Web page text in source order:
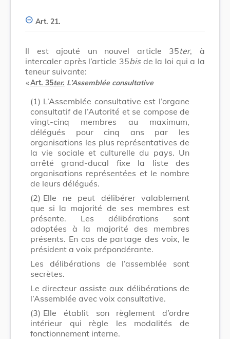
Art. 21.
Il est ajouté un nouvel article 35ter, à
intercaler après l’article 35bisde la loi qui a la
teneur suivante:
​ «Art. 35ter. L’Assemblée consultative
(1) L’Assemblée consultative est l’organe
consultatif de l’Autorité et se compose de
vingt-cinq membres au maximum,
délégués pour cinq ans par les
organisations les plus représentatives de
la vie sociale et culturelle du pays. Un
arrêté grand-ducal fixe la liste des
organisations représentées et le nombre
de leurs délégués.
(2) Elle ne peut délibérer valablement
que si la majorité de ses membres est
présente. Les délibérations sont
adoptées à la majorité des membres
présents. En cas de partage des voix, le
président a voix prépondérante.
Les délibérations de l’assemblée sont
secrètes.
Le directeur assiste aux délibérations de
l’Assemblée avec voix consultative.
(3) Elle établit son règlement d’ordre
intérieur qui règle les modalités de
fonctionnement interne.